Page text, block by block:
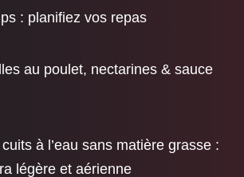
: planifiez vos repas
au poulet, nectarines & sauce
à l’eau sans matière grasse :
légère et aérienne